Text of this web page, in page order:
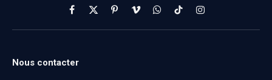
Facebook
X
(Twitter)
PinterestVimeoWhatsApp
TikTokInstagram
Nous contacter